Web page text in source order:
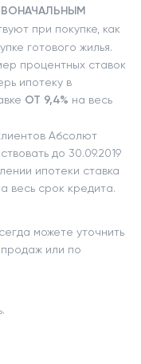
при покупке, как
готового жилья.
процентных ставок
ипотеку в
ОТ 9,4% на весь
Абсолют
до 30.09.2019
ипотеки ставка
весь срок кредита.
можете уточнить
или по